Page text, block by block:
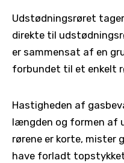
Udstødningsrøret
direkte til
er sammensat af en
forbundet til et enkelt
Hastigheden af
længden og formen af
rørene er korte, mister
have forladt